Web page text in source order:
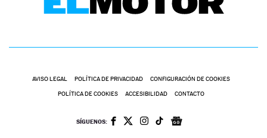
AVISO LEGAL POLÍTICA DE PRIVACIDAD CONFIGURACIÓN DE COOKIES
POLÍTICA DE COOKIES ACCESIBILIDAD CONTACTO
SÍGUENOS: